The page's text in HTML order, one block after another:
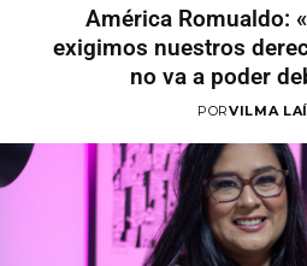
América Romualdo:
exigimos nuestros
no va a poder
PORVILMA